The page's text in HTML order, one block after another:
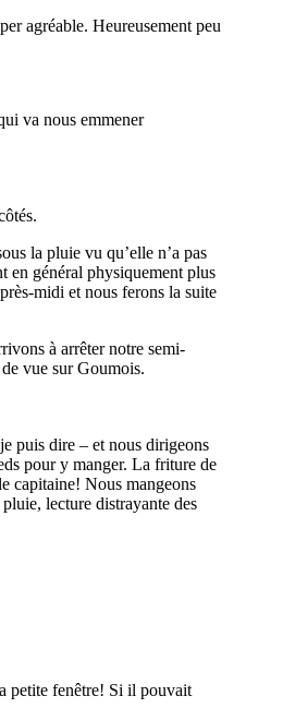
agréable. Heureusement peu
va nous emmener
la pluie vu qu’elle n’a pas
en général physiquement plus
midi et nous ferons la suite
à arrêter notre semi-
vue sur Goumois.
puis dire – et nous dirigeons
pour y manger. La friture de
capitaine! Nous mangeons
lecture distrayante des
petite fenêtre! Si il pouvait